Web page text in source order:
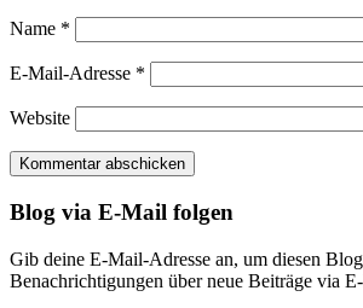
Name *
E-Mail-Adresse *
Website
Blog via E-Mail folgen
Gib deine E-Mail-Adresse an, um diesen
Benachrichtigungen über neue Beiträge via